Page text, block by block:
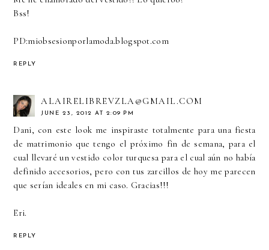
Bss!
PD:miobsesionporlamoda.blogspot.com
REPLY
ALAIRELIBREVZLA@GMAIL.COM
JUNE 23, 2012 AT 2:09 PM
Dani, con este look me inspiraste totalmente para una fiesta
de matrimonio que tengo el próximo fin de semana, para el
cual llevaré un vestido color turquesa para el cual aún no había
definido accesorios, pero con tus zarcillos de hoy me parecen
que serían ideales en mi caso. Gracias!!!
Eri.
REPLY